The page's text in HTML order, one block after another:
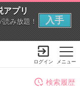
アプリ
読み放題！
入手
メニュー
ログイン
検索履歴